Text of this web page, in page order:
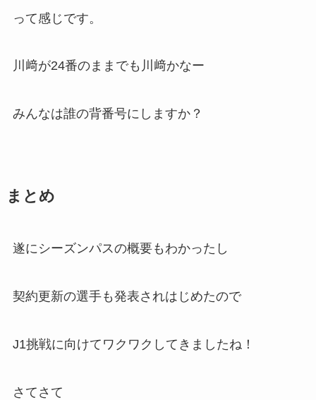
って感じです。
川﨑が24番のままでも川﨑かなー
みんなは誰の背番号にしますか？
まとめ
遂にシーズンパスの概要もわかったし
契約更新の選手も発表されはじめたので
J1挑戦に向けてワクワクしてきましたね！
さてさて